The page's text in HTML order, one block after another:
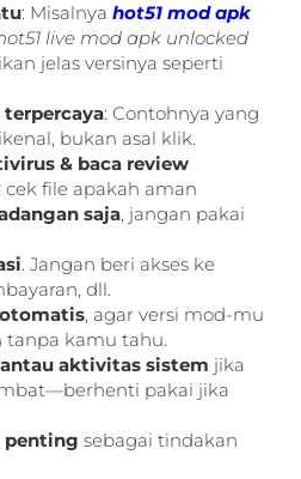
: Misalnya hot51 mod apk
live mod apk unlocked
jelas versinya seperti
: Contohnya yang
bukan asal klik.
& baca review
file apakah aman
saja, jangan pakai
. Jangan beri akses ke
dll.
, agar versi mod-mu
kamu tahu.
aktivitas sistem jika
pakai jika
penting sebagai tindakan